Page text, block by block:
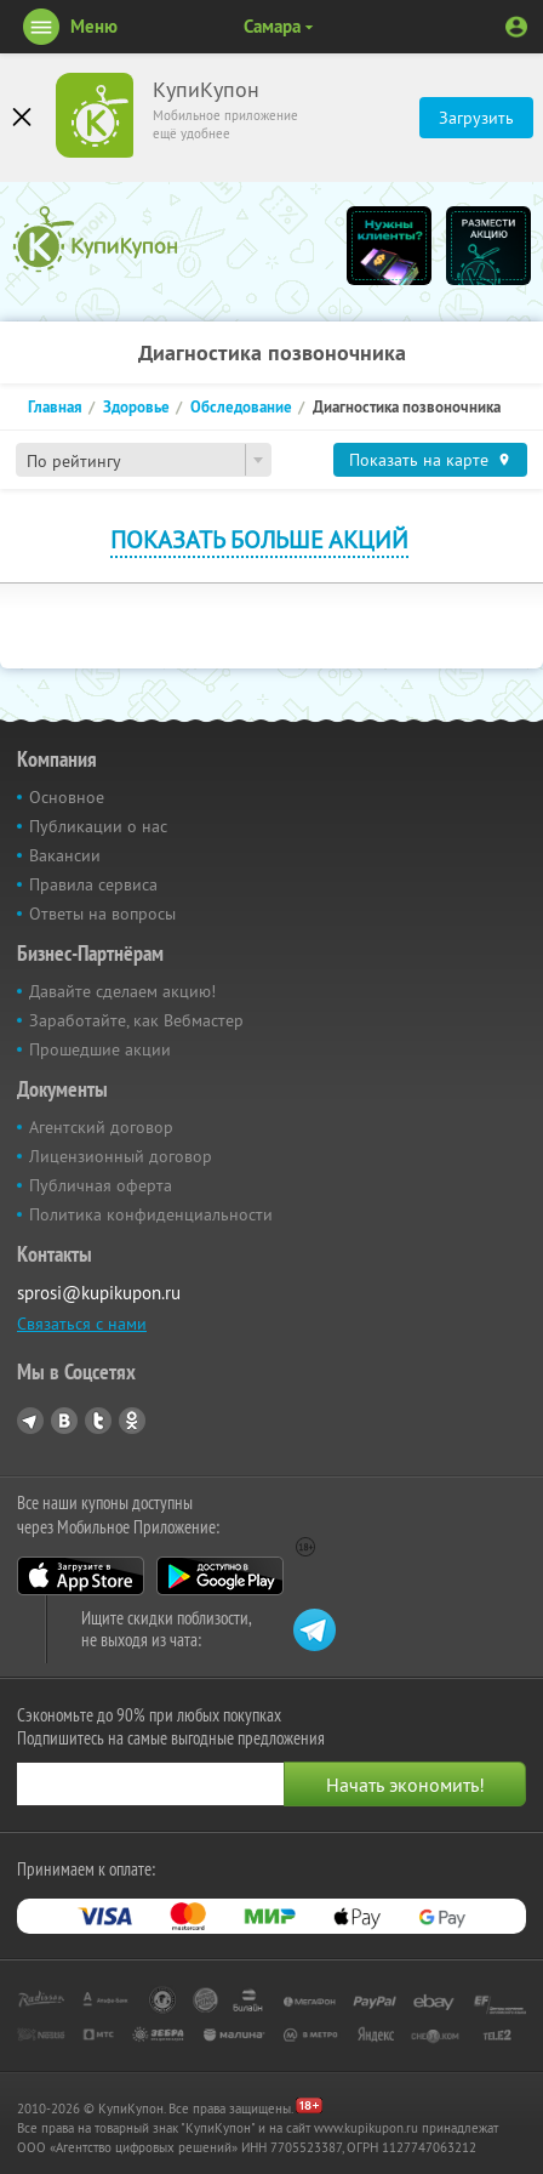
КупиКупон
Мобильное приложение
ещё удобнее
Загрузить
Меню Самара
Диагностика позвоночника
По рейтингу
Главная Здоровье Обследование Диагностика позвоночника
Показать на карте
ПОКАЗАТЬ БОЛЬШЕ АКЦИЙ
Компания
Основное
Публикации о нас
Вакансии
Правила сервиса
Ответы на вопросы
Бизнес-Партнёрам
Давайте сделаем акцию!
Заработайте, как Вебмастер
Прошедшие акции
Документы
Агентский договор
Лицензионный договор
Публичная оферта
Политика конфиденциальности
Контакты
sprosi@kupikupon.ru
Связаться с нами
Мы в Соцсетях
Все наши купоны доступны
через Мобильное Приложение:
Ищите скидки поблизости,
не выходя из чата:
Сэкономьте до 90% при любых покупках
Подпишитесь на самые выгодные предложения
Принимаем к оплате:
2010-2026 © КупиКупон. Все права защищены.
Все права на товарный знак "КупиКупон" и на сайт www.kupikupon.ru принадлежат
OOO «Агентство цифровых решений» ИНН 7705523387, ОГРН 1127747063212